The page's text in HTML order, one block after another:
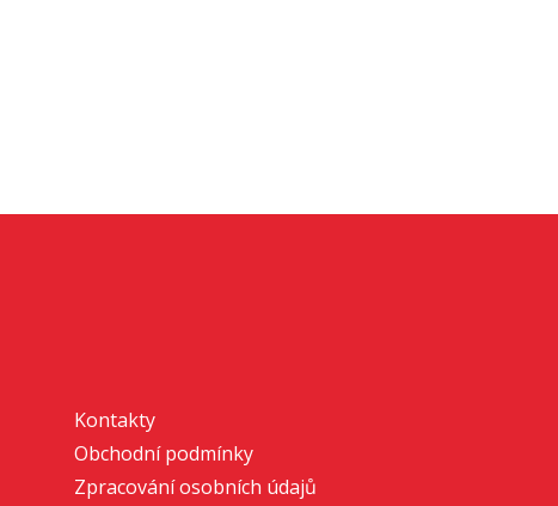
Kontakty
Obchodní podmínky
Zpracování osobních údajů